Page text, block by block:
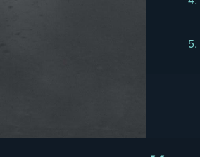
5.